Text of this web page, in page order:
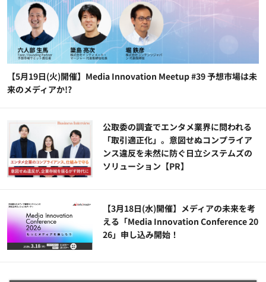
【5月19日(火)開催】Media Innovation Meetup #39 予想市場は未
来のメディアか!?
公​​取委の調査でエンタメ業界に問われる
「取引適正化」。意図せぬコンプライア
ンス違反を未然に防ぐ日立システムズの
ソリューション​【PR】
【3月18日(水)開催】メディアの未来を考
える「Media Innovation Conference 20
26」申し込み開始！